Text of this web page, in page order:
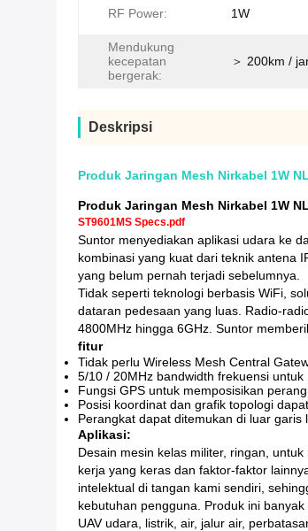
RF Power: 1W
Mendukung
kecepatan
bergerak:
＞ 200km /
Deskripsi
Produk Jaringan Mesh Nirkabel 1W
Produk Jaringan Mesh Nirkabel 1W
ST9601MS Specs.pdf
Suntor menyediakan aplikasi udara ke
kombinasi yang kuat dari teknik antena
yang belum pernah terjadi sebelumnya.
Tidak seperti teknologi berbasis WiFi,
dataran pedesaan yang luas. Radio-
4800MHz hingga 6GHz. Suntor
fitur
Tidak perlu Wireless Mesh Central
5/10 / 20MHz bandwidth frekuensi
Fungsi GPS untuk memposisikan
Posisi koordinat dan grafik topologi
Perangkat dapat ditemukan di luar
Aplikasi:
Desain mesin kelas militer, ringan, untuk
kerja yang keras dan faktor-faktor
intelektual di tangan kami sendiri,
kebutuhan pengguna. Produk ini
UAV udara, listrik, air, jalur air,